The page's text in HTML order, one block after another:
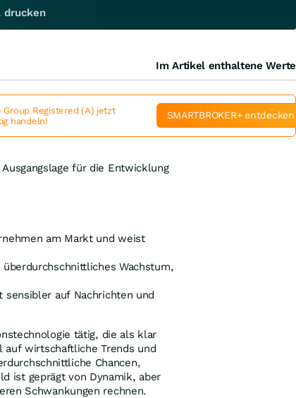
für die Entwicklung
am Markt und weist
Wachstum,
sensibler auf Nachrichten und
tätig, die als klar
auf wirtschaftliche Trends und
Chancen,
ist geprägt von Dynamik, aber
Schwankungen rechnen.
drucken
Im Artikel enthaltene Werte
Group Registered (A) jetzt
handeln!
SMARTBROKER+ entdecken